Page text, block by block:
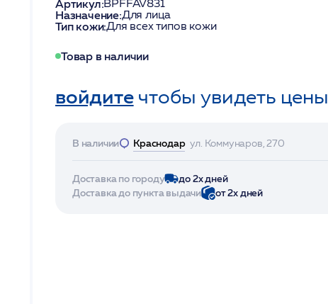
Артикул:BPFFAV831
Назначение:Для лица
Тип кожи:Для всех типов кожи
Товар в наличии
войдитечтобы увидеть цены
В наличии Краснодар ул. Коммунаров, 270
Доставка по городу
до 2х дней
Доставка до пункта выдачи
от 2х дней